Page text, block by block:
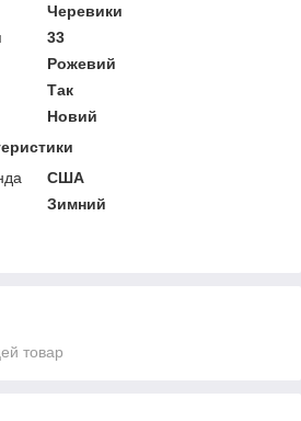
Черевики
33
Рожевий
Так
Новий
США
Зимний
товар